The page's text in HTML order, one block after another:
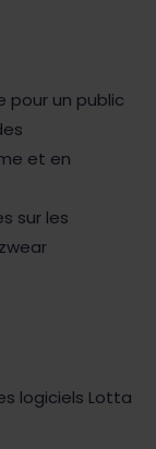
un public
et en
sur les
logiciels Lotta